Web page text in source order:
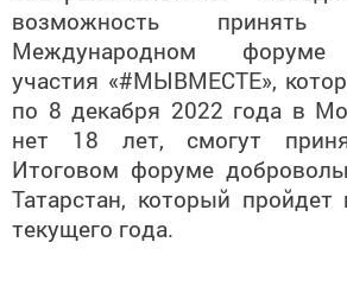
возможность
Международном форуме
участия «#МЫВМЕСТЕ»,
по 8 декабря 2022 года в
нет 18 лет, смогут
Итоговом форуме
Татарстан, который
текущего года.